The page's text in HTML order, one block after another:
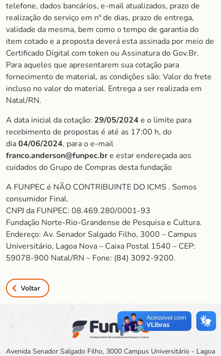
telefone, dados bancários, e-mail atualizados, prazo de
realização do serviço em nº de dias, prazo de entrega,
validade da mesma, bem como o tempo de garantia do
item cotado e a proposta deverá esta assinada por meio de
Certificado Digital com token ou Assinatura do Gov.Br.
Para aqueles que apresentarem sua cotação para
fornecimento de material, as condições são: Valor do frete
incluso no valor do material. Entrega a ser realizada em
Natal/RN.
A data inicial da cotação: 29/05/2024e o limite para
recebimento de propostas é até as 17:00 h, do
dia04/06/2024, para o e-mail
franco.anderson@funpec.bre estar endereçada aos
cuidados do Grupo de Compras desta fundação
A FUNPEC é NÃO CONTRIBUINTE DO ICMS . Somos
consumidor Final.
CNPJ da FUNPEC: 08.469.280/0001-93
Fundação Norte-Rio-Grandense de Pesquisa e Cultura.
Endereço: Av. Senador Salgado Filho, 3000 – Campus
Universitário, Lagoa Nova – Caixa Postal 1540 – CEP:
59078-900 Natal/RN – Fone: (84) 3092-9200.
Voltar
Avenida Senador Salgado Filho, 3000 Campus Universitário - Lagoa